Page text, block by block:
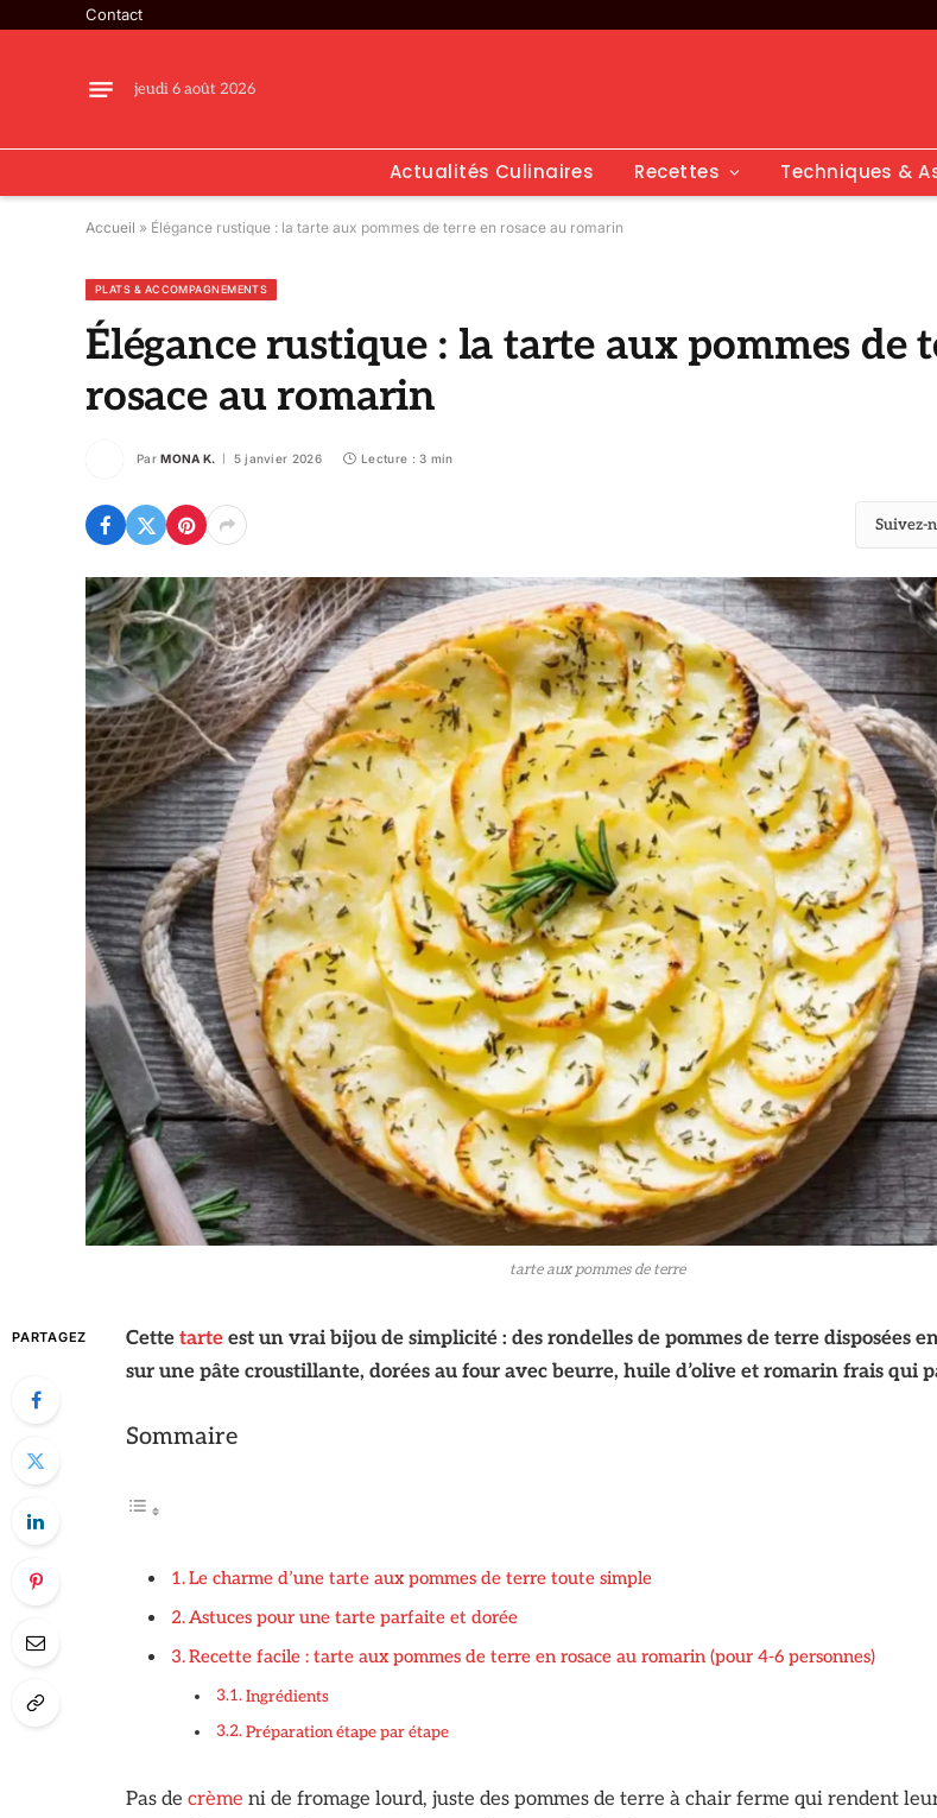
Contact
jeudi 6 août 2026
Actualités Culinaires Recettes Techniques &
Accueil » Élégance rustique : la tarte aux pommes de terre en rosace au romarin
PLATS & ACCOMPAGNEMENTS
Élégance rustique : la tarte aux pommes de
rosace au romarin
Par MONA K. 5 janvier 2026 Lecture : 3 min
Suivez-
tarte aux pommes de terre
PARTAGEZ Cette tarteest un vrai bijou de simplicité : des rondelles de pommes de terre disposées
sur une pâte croustillante, dorées au four avec beurre, huile d’olive et romarin frais qui
Sommaire
Le charme d’une tarte aux pommes de terre toute simple
Astuces pour une tarte parfaite et dorée
Recette facile : tarte aux pommes de terre en rosace au romarin (pour 4-6 personnes)
Ingrédients
Préparation étape par étape
Pas de crème ni de fromage lourd, juste des pommes de terre à chair ferme qui rendent